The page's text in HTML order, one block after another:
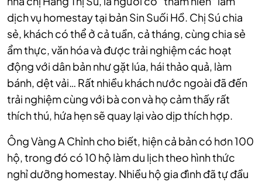
dịch vụ homestay tại bản Sin Suối Hồ. Chị Sú chia
sẻ, khách có thể ở cả tuần, cả tháng, cùng chia sẻ
ẩm thực, văn hóa và được trải nghiệm các hoạt
động với dân bản như gặt lúa, hái thảo quả, làm
bánh, dệt vải… Rất nhiều khách nước ngoài đã đến
trải nghiệm cùng với bà con và họ cảm thấy rất
thích thú, hứa hẹn sẽ quay lại vào dịp thích hợp.
Ông Vàng A Chỉnh cho biết, hiện cả bản có hơn 100
hộ, trong đó có 10 hộ làm du lịch theo hình thức
nghỉ dưỡng homestay. Nhiều hộ gia đình đã tự đầu